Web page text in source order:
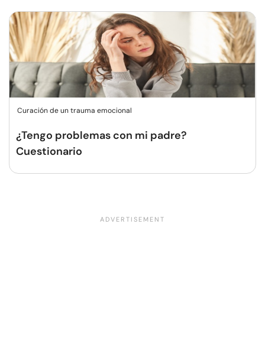
Curación de un trauma emocional
¿Tengo problemas con mi padre?
Cuestionario